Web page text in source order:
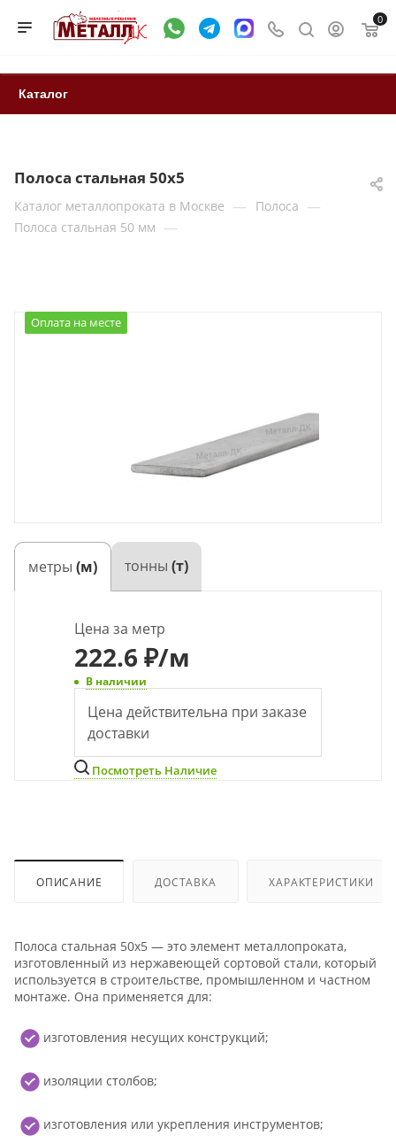
0
Каталог
Полоса стальная 50x5
Каталог металлопроката в Москве — Полоса —
Полоса стальная 50 мм —
Оплата на месте
метры (м) тонны (т)
Цена за метр
222.6 ₽/м
В наличии
Цена действительна при заказе
доставки
Посмотреть Наличие
ОПИСАНИЕ ДОСТАВКА ХАРАКТЕРИСТИКИ
Полоса стальная 50x5 — это элемент металлопроката,
изготовленный из нержавеющей сортовой стали, который
используется в строительстве, промышленном и частном
монтаже. Она применяется для:
изготовления несущих конструкций;
изоляции столбов;
изготовления или укрепления инструментов;